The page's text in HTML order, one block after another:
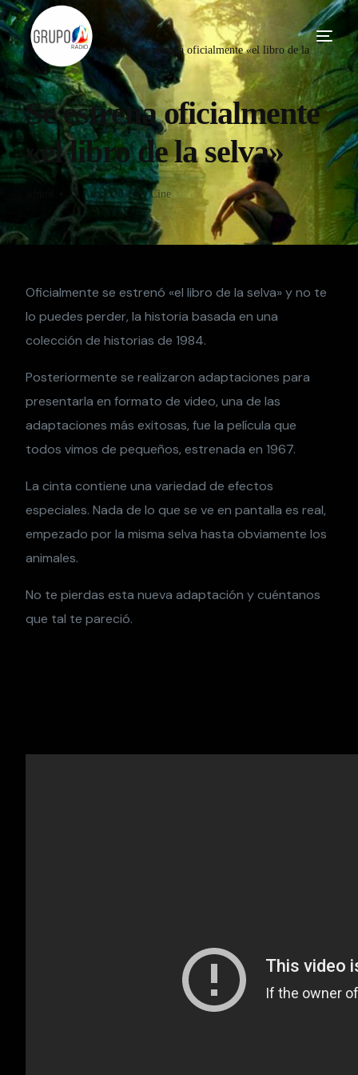
Home Blog Cine
Se estrena oficialmente «el libro de la
selva»
Se estrena oficialmente
«el libro de la selva»
15 Abril, 2016 Cine
Oficialmente se estrenó «el libro de la selva» y no te
lo puedes perder, la historia basada en una
colección de historias de 1984.
Posteriormente se realizaron adaptaciones para
presentarla en formato de video, una de las
adaptaciones más exitosas, fue la película que
todos vimos de pequeños, estrenada en 1967.
La cinta contiene una variedad de efectos
especiales. Nada de lo que se ve en pantalla es real,
empezado por la misma selva hasta obviamente los
animales.
No te pierdas esta nueva adaptación y cuéntanos
que tal te pareció.